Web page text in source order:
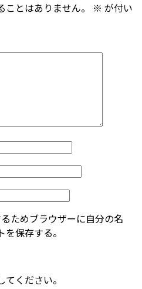
とはありません。 ※ が付い
ためブラウザーに自分の名
保存する。
ください。